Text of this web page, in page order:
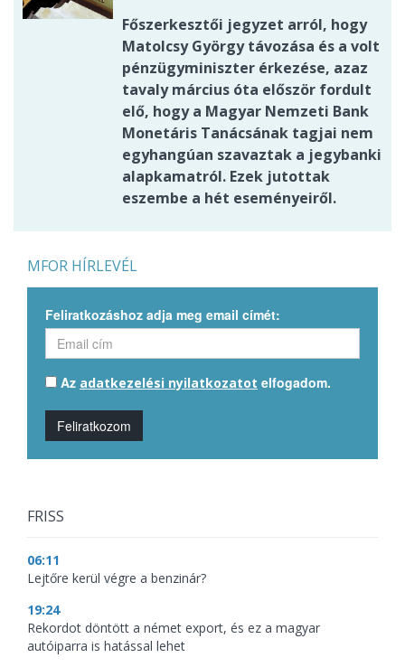
Főszerkesztői jegyzet arról, hogy
Matolcsy György távozása és a volt
pénzügyminiszter érkezése, azaz
tavaly március óta először fordult
elő, hogy a Magyar Nemzeti Bank
Monetáris Tanácsának tagjai nem
egyhangúan szavaztak a jegybanki
alapkamatról. Ezek jutottak
eszembe a hét eseményeiről.
MFOR HÍRLEVÉL
Feliratkozáshoz adja meg email címét:
Az adatkezelési nyilatkozatot elfogadom.
Feliratkozom
FRISS
06:11
Lejtőre kerül végre a benzinár?
19:24
Rekordot döntött a német export, és ez a magyar
autóiparra is hatással lehet